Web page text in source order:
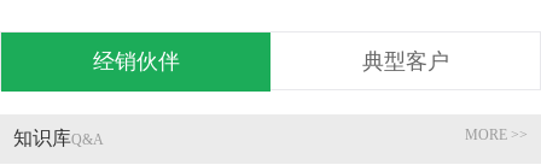
经销伙伴 典型客户
MORE >>
知识库Q&A